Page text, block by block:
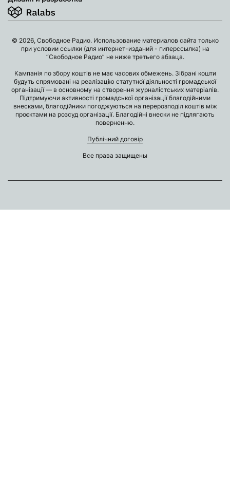
© 2026, Свободное Радио. Использование материалов сайта только
при условии ссылки (для интернет-изданий - гиперссылка) на
“Свободное Радио” не ниже третьего абзаца.
Кампанія по збору коштів не має часових обмежень. Зібрані кошти
будуть спрямовані на реалізацію статутної діяльності громадської
організації — в основному на створення журналістських матеріалів.
Підтримуючи активності громадської організації благодійними
внесками, благодійники погоджуються на перерозподіл коштів між
проєктами на розсуд організації. Благодійні внески не підлягають
поверненню.
Публічний договір
Все права защищены